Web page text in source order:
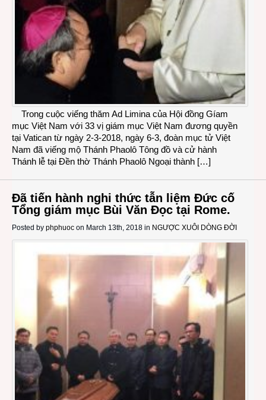
Trong cuộc viếng thăm Ad Limina của Hội đồng Gíam
mục Việt Nam với 33 vị giám mục Việt Nam đương quyền
tại Vatican từ ngày 2-3-2018, ngày 6-3, đoàn mục tử Việt
Nam đã viếng mộ Thánh Phaolô Tông đồ và cử hành
Thánh lễ tại Đền thờ Thánh Phaolô Ngoại thành […]
Đã tiến hành nghi thức tẫn liệm Đức cố
Tổng giám mục Bùi Văn Đọc tại Rome.
Posted by phphuoc on March 13th, 2018 in NGƯỢC XUÔI DÒNG ĐỜI